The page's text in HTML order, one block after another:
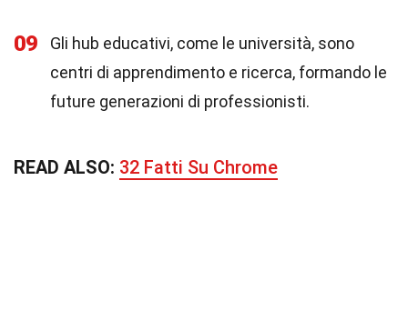
09
Gli hub educativi, come le università, sono
centri di apprendimento e ricerca, formando le
future generazioni di professionisti.
READ ALSO: 32 Fatti Su Chrome